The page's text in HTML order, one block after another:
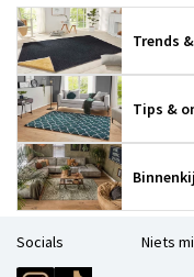
Trends
Tips &
Socials Niets